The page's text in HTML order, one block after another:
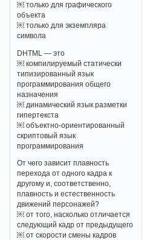
￼ только для графического
объекта
￼ только для экземпляра
символа
DHTML — это
￼ компилируемый статически
типизированный язык
программирования общего
назначения
￼ динамический язык разметки
гипертекста
￼ объектно-ориентированный
скриптовый язык
программирования
От чего зависит плавность
перехода от одного кадра к
другому и, соответственно,
плавность и естественность
движений персонажей?
￼ от того, насколько отличается
следующий кадр от предыдущего
￼ от скорости смены кадров